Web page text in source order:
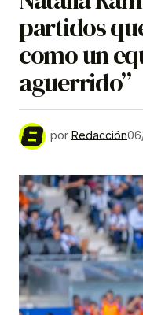
partidos
como un
aguerrido”
por Redacción